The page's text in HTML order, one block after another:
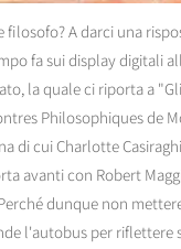
filosofo? A darci una
fa sui display digitali
la quale ci riporta a
Philosophiques de
di cui Charlotte
avanti con Robert
dunque non
l'autobus per riflettere